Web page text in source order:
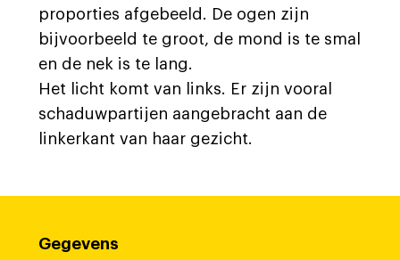
proporties afgebeeld. De ogen zijn
bijvoorbeeld te groot, de mond is te smal
en de nek is te lang.
Het licht komt van links. Er zijn vooral
schaduwpartijen aangebracht aan de
linkerkant van haar gezicht.
Gegevens